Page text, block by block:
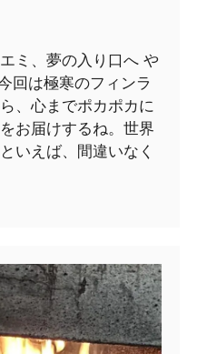
ミ、夢の入り口へ や
回は極寒のフィンラ
、心までポカポカに
お届けするね。世界
いえば、間違いなく